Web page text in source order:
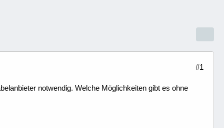
#1
notwendig. Welche Möglichkeiten gibt es ohne